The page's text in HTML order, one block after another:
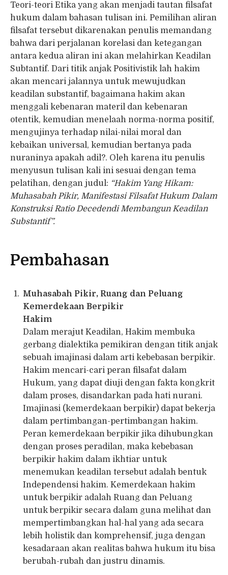
Teori-teori Etika yang akan menjadi tautan filsafat
hukum dalam bahasan tulisan ini. Pemilihan aliran
filsafat tersebut dikarenakan penulis memandang
bahwa dari perjalanan korelasi dan ketegangan
antara kedua aliran ini akan melahirkan Keadilan
Subtantif. Dari titik anjak Positivistik lah hakim
akan mencari jalannya untuk mewujudkan
keadilan substantif, bagaimana hakim akan
menggali kebenaran materil dan kebenaran
otentik, kemudian menelaah norma-norma positif,
mengujinya terhadap nilai-nilai moral dan
kebaikan universal, kemudian bertanya pada
nuraninya apakah adil?. Oleh karena itu penulis
menyusun tulisan kali ini sesuai dengan tema
pelatihan, dengan judul: “Hakim Yang Hikam:
Muhasabah Pikir, Manifestasi Filsafat Hukum Dalam
Konstruksi Ratio Decedendi Membangun Keadilan
Substantif”.
Pembahasan
Muhasabah Pikir, Ruang dan Peluang
Kemerdekaan Berpikir
Hakim
Dalam merajut Keadilan, Hakim membuka
gerbang dialektika pemikiran dengan titik anjak
sebuah imajinasi dalam arti kebebasan berpikir.
Hakim mencari-cari peran filsafat dalam
Hukum, yang dapat diuji dengan fakta kongkrit
dalam proses, disandarkan pada hati nurani.
Imajinasi (kemerdekaan berpikir) dapat bekerja
dalam pertimbangan-pertimbangan hakim.
Peran kemerdekaan berpikir jika dihubungkan
dengan proses peradilan, maka kebebasan
berpikir hakim dalam ikhtiar untuk
menemukan keadilan tersebut adalah bentuk
Independensi hakim. Kemerdekaan hakim
untuk berpikir adalah Ruang dan Peluang
untuk berpikir secara dalam guna melihat dan
mempertimbangkan hal-hal yang ada secara
lebih holistik dan komprehensif, juga dengan
kesadaraan akan realitas bahwa hukum itu bisa
berubah-rubah dan justru dinamis.